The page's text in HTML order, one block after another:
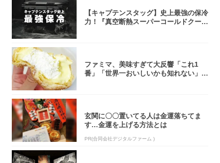
【キャプテンスタッグ】史上最強の保冷
力！『真空断熱スーパーコールドクーラ
ファミマ、美味すぎて大反響「これ1
番」「世界一おいしいかも知れない」
玄関に〇〇置いてる人は金運落ちてま
す…金運を上げる方法とは
PR(合同会社デジタルファーム )